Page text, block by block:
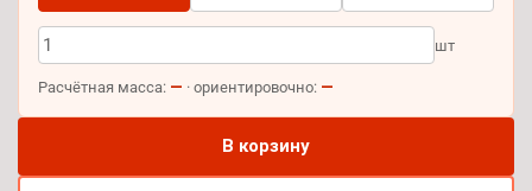
шт
Расчётная масса: — · ориентировочно: —
В корзину